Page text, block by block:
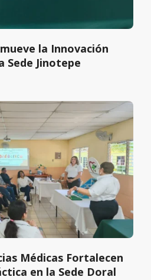
la Innovación
Sede Jinotepe
Médicas Fortalecen
en la Sede Doral